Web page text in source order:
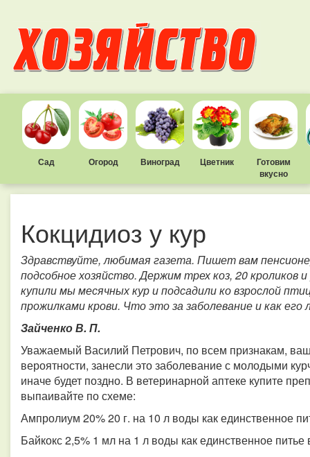
Сад Огород Виноград Цветник
Готовим
вкусно
Кокцидиоз у кур
Здравствуйте, любимая газета. Пишет вам
подсобное хозяйство. Держим трех коз, 20 кроликов
купили мы месячных кур и подсадили ко взрослой
прожилками крови. Что это за заболевание и как его
Зайченко В. П.
Уважаемый Василий Петрович, по всем признакам,
вероятности, занесли это заболевание с молодыми
иначе будет поздно. В ветеринарной аптеке купите
выпаивайте по схеме:
Ампролиум 20% 20 г. на 10 л воды как единственное
Байкокс 2,5% 1 мл на 1 л воды как единственное питье